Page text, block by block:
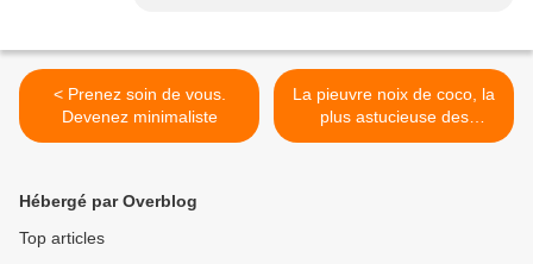
< Prenez soin de vous.
Devenez minimaliste
La pieuvre noix de coco, la
plus astucieuse des
invertébrés >
Hébergé par Overblog
Top articles